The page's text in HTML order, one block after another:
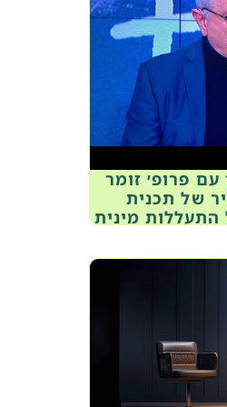
עם פרופ׳ זומר
של תכנית
בערוץ 13 על התעללות מינית